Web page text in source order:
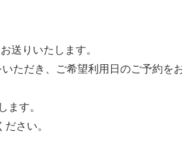
送りいたします。
ただき、ご希望利用日のご予約を
ます。
さい。